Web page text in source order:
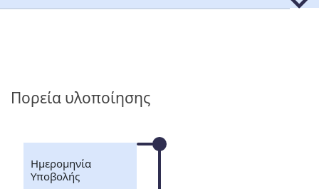
Πορεία υλοποίησης
Ημερομηνία
Υποβολής